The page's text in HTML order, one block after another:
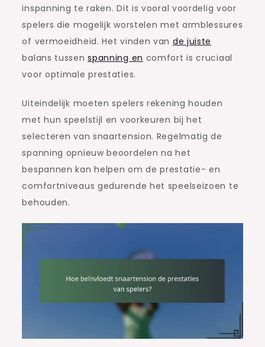
inspanning te raken. Dit is vooral voordelig voor
spelers die mogelijk worstelen met armblessures
of vermoeidheid. Het vinden van de juiste
balans tussenspanning en comfort is cruciaal
voor optimale prestaties.
Uiteindelijk moeten spelers rekening houden
met hun speelstijl en voorkeuren bij het
selecteren van snaartension. Regelmatig de
spanning opnieuw beoordelen na het
bespannen kan helpen om de prestatie- en
comfortniveaus gedurende het speelseizoen te
behouden.